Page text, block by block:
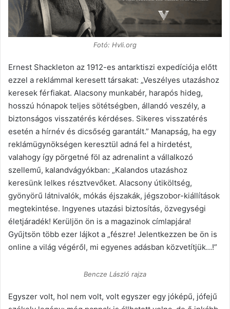
Fotó: Hvli.org
Ernest Shackleton az 1912-es antarktiszi expedíciója előtt
ezzel a reklámmal keresett társakat: „Veszélyes utazáshoz
keresek férfiakat. Alacsony munkabér, harapós hideg,
hosszú hónapok teljes sötétségben, állandó veszély, a
biztonságos visszatérés kérdéses. Sikeres visszatérés
esetén a hírnév és dicsőség garantált.” Manapság, ha egy
reklámügynökségen keresztül adná fel a hirdetést,
valahogy így pörgetné föl az adrenalint a vállalkozó
szellemű, kalandvágyókban: „Kalandos utazáshoz
keresünk lelkes résztvevőket. Alacsony útiköltség,
gyönyörű látnivalók, mókás éjszakák, jégszobor-kiállítások
megtekintése. Ingyenes utazási biztosítás, özvegységi
életjáradék! Kerüljön ön is a magazinok címlapjára!
Gyűjtsön több ezer lájkot a „fészre! Jelentkezzen be ön is
online a világ végéről, mi egyenes adásban közvetítjük…!”
Bencze László rajza
Egyszer volt, hol nem volt, volt egyszer egy jóképű, jófejű